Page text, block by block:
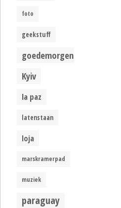
foto
geekstuff
goedemorgen
Kyiv
la paz
latenstaan
loja
marskramerpad
muziek
paraguay